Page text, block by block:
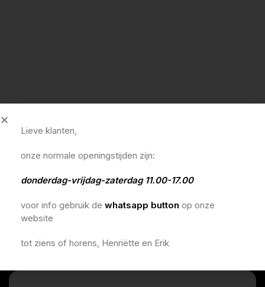
Lieve klanten,
onze normale openingstijden zijn:
donderdag-vrijdag-zaterdag 11.00-17.00
voor info gebruik de whatsapp button op onze
website
tot ziens of horens, Henriëtte en Erik